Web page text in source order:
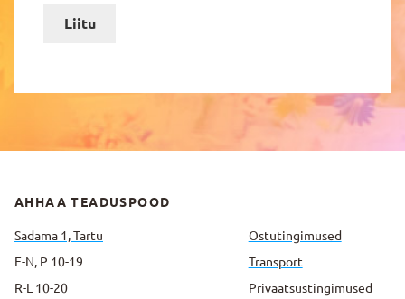
Liitu
AHHAA TEADUSPOOD
Sadama 1, Tartu
E-N, P 10-19
R-L 10-20
Ostutingimused
Transport
Privaatsus­tingimused